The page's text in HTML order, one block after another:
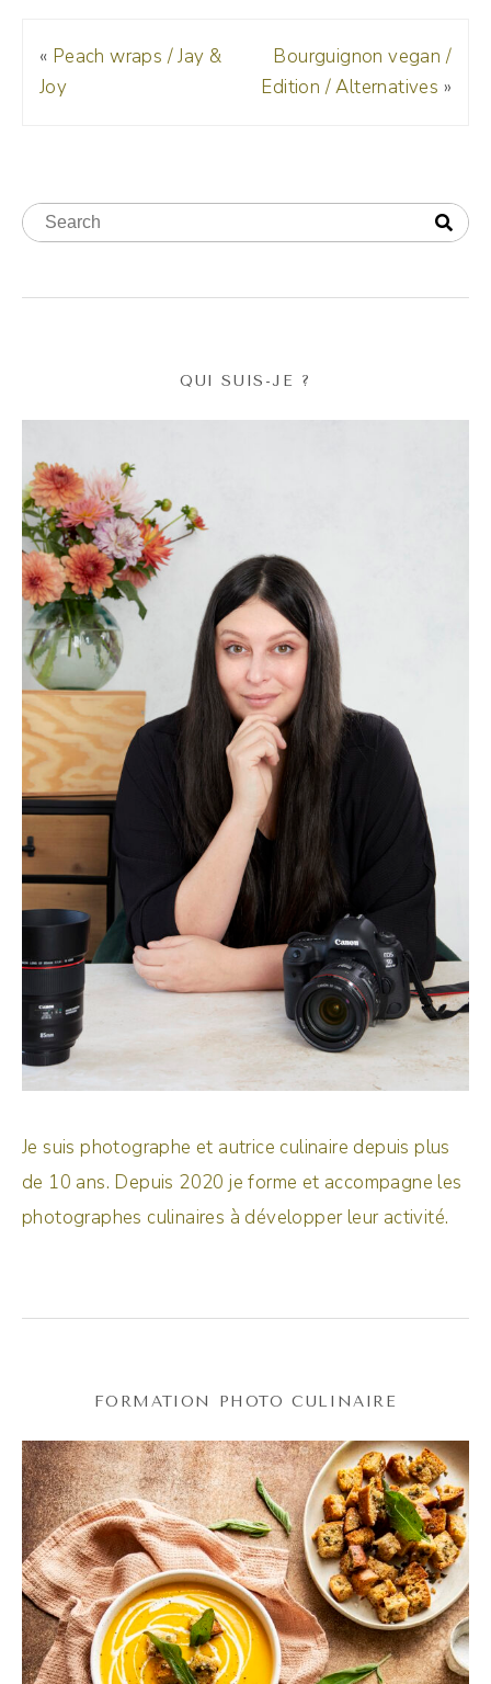
« Peach wraps / Jay &
Joy
Bourguignon vegan /
Edition / Alternatives »
QUI SUIS-JE ?
Je suis photographe et autrice culinaire depuis plus
de 10 ans. Depuis 2020 je forme et accompagne les
photographes culinaires à développer leur activité.
FORMATION PHOTO CULINAIRE